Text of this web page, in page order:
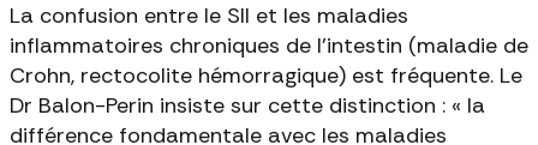
La confusion entre le SII et les maladies
inflammatoires chroniques de l'intestin (maladie de
Crohn, rectocolite hémorragique) est fréquente. Le
Dr Balon-Perin insiste sur cette distinction : « la
différence fondamentale avec les maladies